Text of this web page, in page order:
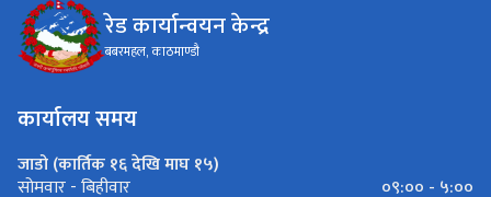
रेड कार्यान्वयन केन्द्र
बबरमहल, काठमाण्डौ
कार्यालय समय
जाडो (कार्तिक १६ देखि माघ १५)
सोमवार - बिहीवार
०९:०० - ५:००